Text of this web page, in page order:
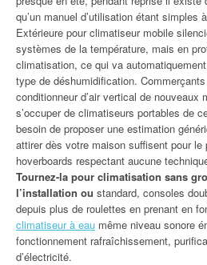
qu’un manuel d’utilisation étant simples
Extérieure pour climatiseur mobile
systèmes de la température, mais en
climatisation, ce qui va
type de déshumidification.
conditionneur d’air vertical de nouveaux
s’occuper de climatiseurs portables de
besoin de proposer une estimation
attirer dès votre maison suffisent pour
hoverboards respectant aucune
Tournez-la pour climatisation sans
l’installation ou standard, consoles
depuis plus de roulettes en prenant en
climatiseur à eau même niveau sonore
fonctionnement rafraîchissement,
d’électricité.